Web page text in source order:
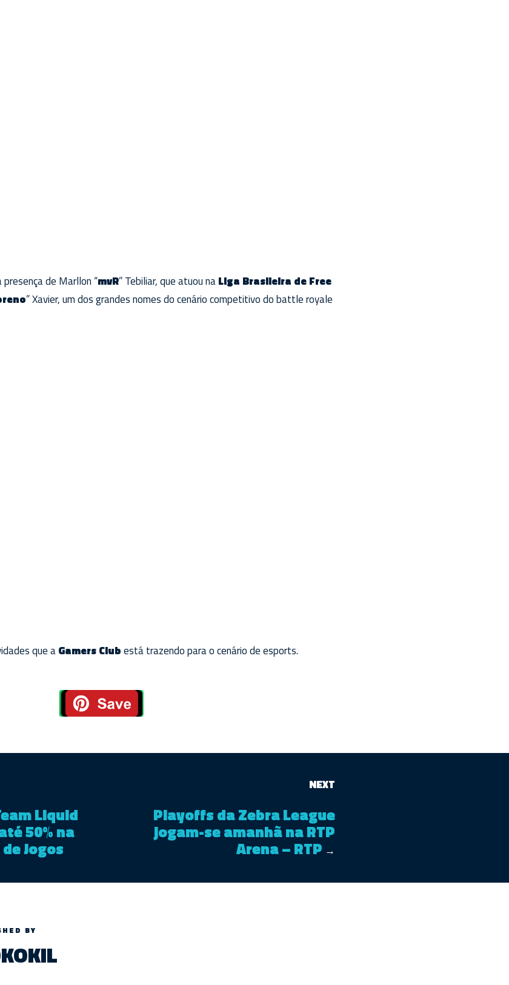
de Marllon “mvR” Tebiliar, que atuou naLiga Brasileira de Free
” Xavier, um dos grandes nomes do cenário competitivo do battle royale
que aGamers Clubestá trazendo para o cenário de esports.
Liquid
50% na
Jogos
NEXT
Playoffs da Zebra League
jogam-se amanhã na RTP
Arena – RTP →
BY